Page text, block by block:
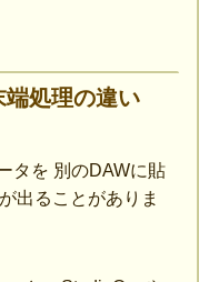
端処理の違い
タを 別のDAWに貼
出ることがありま